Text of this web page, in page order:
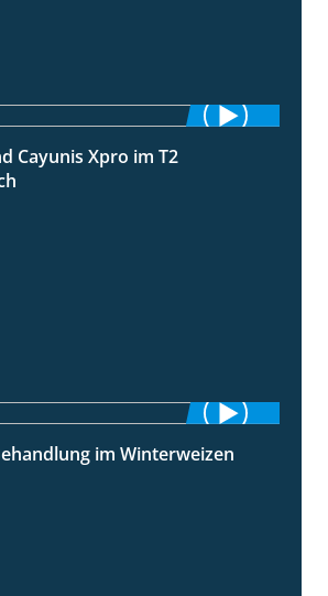
Cayunis Xpro im T2
0:53
im Winterweizen